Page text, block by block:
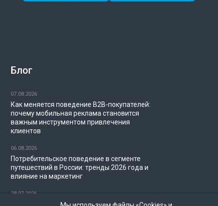
Блог
07.08.2026
Как меняется поведение B2B-покупателей:
почему мобильная реклама становится
важным инструментом привлечения
клиентов
06.08.2026
Потребительское поведение в сегменте
путешествий в России: тренды 2026 года и
влияние на маркетинг
28.07.2026
Миллениалы и диджитал-маркетинг в 2026